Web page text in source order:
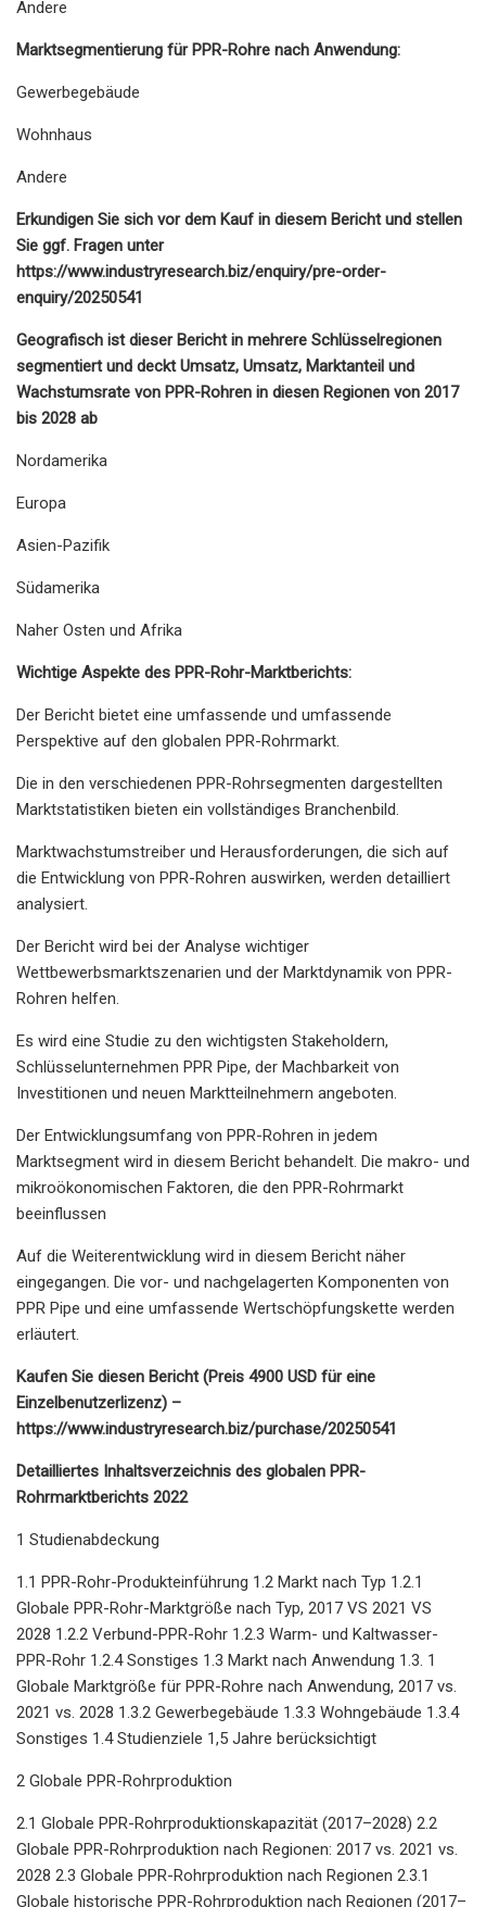
Andere
Marktsegmentierung für PPR-Rohre nach Anwendung:
Gewerbegebäude
Wohnhaus
Andere
Erkundigen Sie sich vor dem Kauf in diesem Bericht und stellen
Sie ggf. Fragen unter
https://www.industryresearch.biz/enquiry/pre-order-
enquiry/20250541
Geografisch ist dieser Bericht in mehrere Schlüsselregionen
segmentiert und deckt Umsatz, Umsatz, Marktanteil und
Wachstumsrate von PPR-Rohren in diesen Regionen von 2017
bis 2028 ab
Nordamerika
Europa
Asien-Pazifik
Südamerika
Naher Osten und Afrika
Wichtige Aspekte des PPR-Rohr-Marktberichts:
Der Bericht bietet eine umfassende und umfassende
Perspektive auf den globalen PPR-Rohrmarkt.
Die in den verschiedenen PPR-Rohrsegmenten dargestellten
Marktstatistiken bieten ein vollständiges Branchenbild.
Marktwachstumstreiber und Herausforderungen, die sich auf
die Entwicklung von PPR-Rohren auswirken, werden detailliert
analysiert.
Der Bericht wird bei der Analyse wichtiger
Wettbewerbsmarktszenarien und der Marktdynamik von PPR-
Rohren helfen.
Es wird eine Studie zu den wichtigsten Stakeholdern,
Schlüsselunternehmen PPR Pipe, der Machbarkeit von
Investitionen und neuen Marktteilnehmern angeboten.
Der Entwicklungsumfang von PPR-Rohren in jedem
Marktsegment wird in diesem Bericht behandelt. Die makro- und
mikroökonomischen Faktoren, die den PPR-Rohrmarkt
beeinflussen
Auf die Weiterentwicklung wird in diesem Bericht näher
eingegangen. Die vor- und nachgelagerten Komponenten von
PPR Pipe und eine umfassende Wertschöpfungskette werden
erläutert.
Kaufen Sie diesen Bericht (Preis 4900 USD für eine
Einzelbenutzerlizenz) –
https://www.industryresearch.biz/purchase/20250541
Detailliertes Inhaltsverzeichnis des globalen PPR-
Rohrmarktberichts 2022
1 Studienabdeckung
1.1 PPR-Rohr-Produkteinführung 1.2 Markt nach Typ 1.2.1
Globale PPR-Rohr-Marktgröße nach Typ, 2017 VS 2021 VS
2028 1.2.2 Verbund-PPR-Rohr 1.2.3 Warm- und Kaltwasser-
PPR-Rohr 1.2.4 Sonstiges 1.3 Markt nach Anwendung 1.3. 1
Globale Marktgröße für PPR-Rohre nach Anwendung, 2017 vs.
2021 vs. 2028 1.3.2 Gewerbegebäude 1.3.3 Wohngebäude 1.3.4
Sonstiges 1.4 Studienziele 1,5 Jahre berücksichtigt
2 Globale PPR-Rohrproduktion
2.1 Globale PPR-Rohrproduktionskapazität (2017–2028) 2.2
Globale PPR-Rohrproduktion nach Regionen: 2017 vs. 2021 vs.
2028 2.3 Globale PPR-Rohrproduktion nach Regionen 2.3.1
Globale historische PPR-Rohrproduktion nach Regionen (2017–